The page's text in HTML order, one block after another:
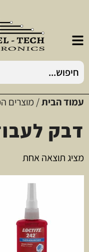
עמוד הבית/ מוצרים
דבק
מציג תוצאה אחת